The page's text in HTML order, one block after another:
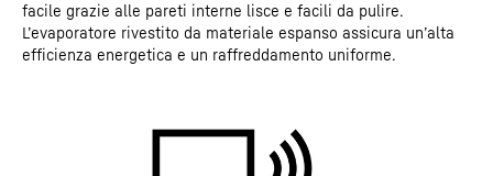
facile grazie alle pareti interne lisce e facili da pulire.
L’evaporatore rivestito da materiale espanso assicura un’alta
efficienza energetica e un raffreddamento uniforme.